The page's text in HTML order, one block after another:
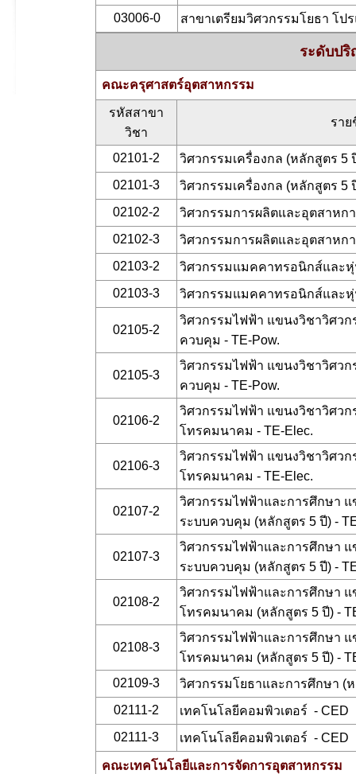
03006-0
สาขาเตรียมวิศวกรรมโยธา โป
ระดับป
คณะครุศาสตร์อุตสาหกรรม
รหัสสาขา
วิชา
รา
02101-2
วิศวกรรมเครื่องกล (หลักสูตร 5
02101-3
วิศวกรรมเครื่องกล (หลักสูตร 5
02102-2
วิศวกรรมการผลิตและอุตสาหก
02102-3
วิศวกรรมการผลิตและอุตสาหก
02103-2
วิศวกรรมแมคคาทรอนิกส์และหุ่
02103-3
วิศวกรรมแมคคาทรอนิกส์และหุ่
02105-2
วิศวกรรมไฟฟ้า แขนงวิชาวิศว
ควบคุม - TE-Pow.
02105-3
วิศวกรรมไฟฟ้า แขนงวิชาวิศว
ควบคุม - TE-Pow.
02106-2
วิศวกรรมไฟฟ้า แขนงวิชาวิศว
โทรคมนาคม - TE-Elec.
02106-3
วิศวกรรมไฟฟ้า แขนงวิชาวิศว
โทรคมนาคม - TE-Elec.
02107-2
วิศวกรรมไฟฟ้าและการศึกษา
ระบบควบคุม (หลักสูตร 5 ปี) -
02107-3
วิศวกรรมไฟฟ้าและการศึกษา
ระบบควบคุม (หลักสูตร 5 ปี) -
02108-2
วิศวกรรมไฟฟ้าและการศึกษา
โทรคมนาคม (หลักสูตร 5 ปี) -
02108-3
วิศวกรรมไฟฟ้าและการศึกษา
โทรคมนาคม (หลักสูตร 5 ปี) -
02109-3
วิศวกรรมโยธาและการศึกษา (
02111-2
เทคโนโลยีคอมพิวเตอร์ - CED
02111-3
เทคโนโลยีคอมพิวเตอร์ - CED
คณะเทคโนโลยีและการจัดการอุตสาหกรรม